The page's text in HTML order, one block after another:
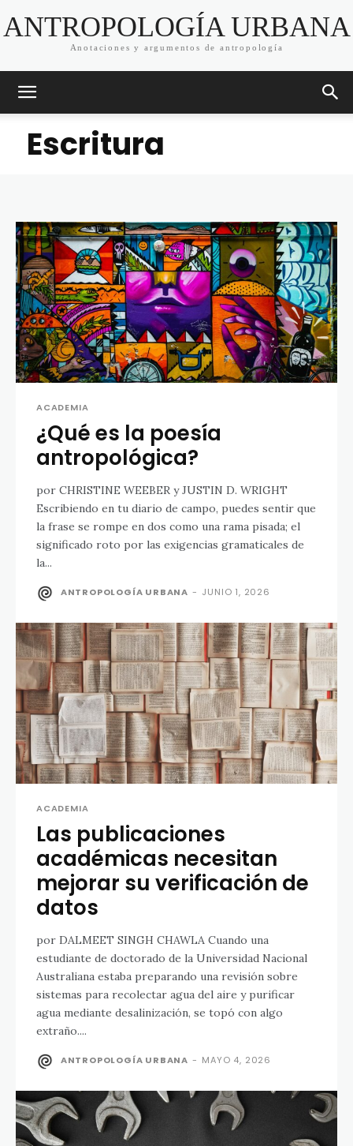
ANTROPOLOGÍA URBANA
Anotaciones y argumentos de antropología
Escritura
ACADEMIA
¿Qué es la poesía
antropológica?
por CHRISTINE WEEBER y JUSTIN D. WRIGHT
Escribiendo en tu diario de campo, puedes sentir que
la frase se rompe en dos como una rama pisada; el
significado roto por las exigencias gramaticales de
la...
ANTROPOLOGÍA URBANA - JUNIO 1, 2026
ACADEMIA
Las publicaciones
académicas necesitan
mejorar su verificación de
datos
por DALMEET SINGH CHAWLA Cuando una
estudiante de doctorado de la Universidad Nacional
Australiana estaba preparando una revisión sobre
sistemas para recolectar agua del aire y purificar
agua mediante desalinización, se topó con algo
extraño....
ANTROPOLOGÍA URBANA - MAYO 4, 2026